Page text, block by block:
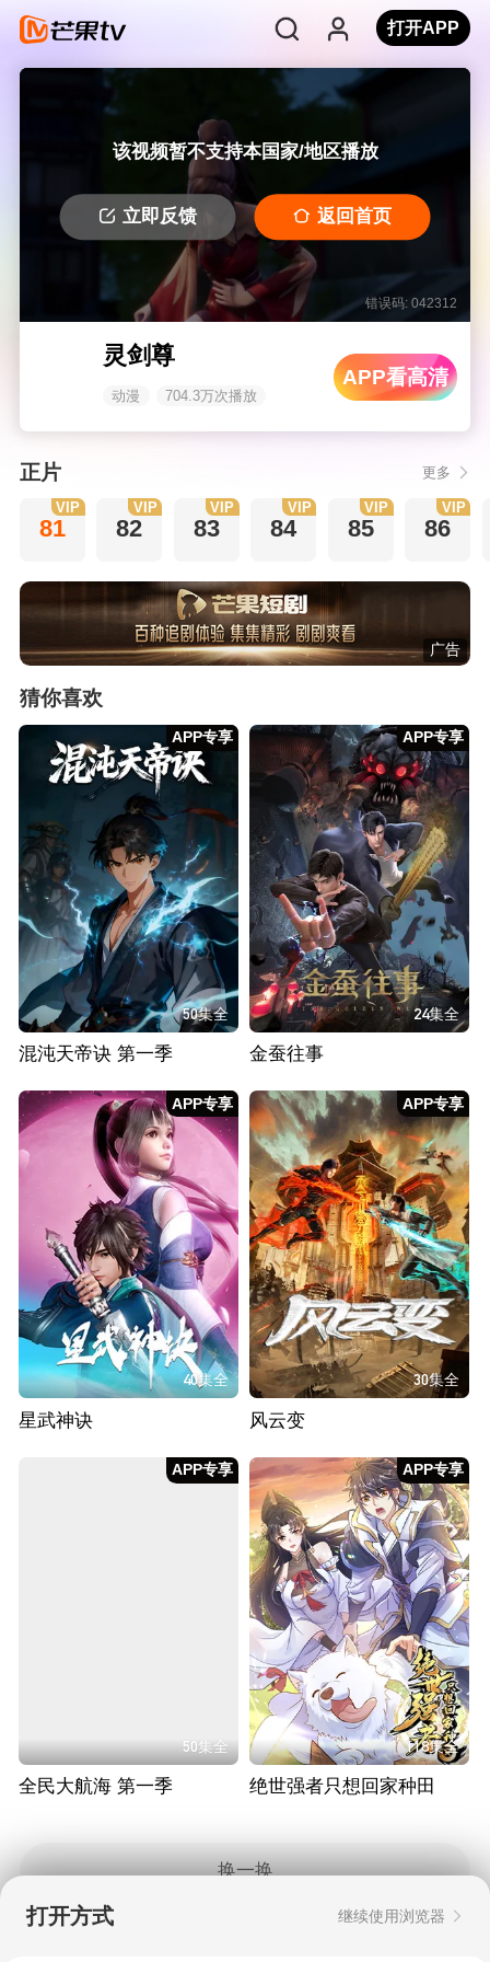
打开APP
该视频暂不支持本国家/地区播放
立即反馈 返回首页
错误码: 042312
灵剑尊
动漫 704.3万次播放
APP看高清
正片 更多
81
VIP
82
VIP
83
VIP
84
VIP
85
VIP
86
VIP
广告
猜你喜欢
APP专享
50集全
混沌天帝诀 第一季
APP专享
24集全
金蚕往事
APP专享
40集全
星武神诀
APP专享
30集全
风云变
APP专享
50集全
全民大航海 第一季
APP专享
118集全
绝世强者只想回家种田
换一换
打开方式 继续使用浏览器